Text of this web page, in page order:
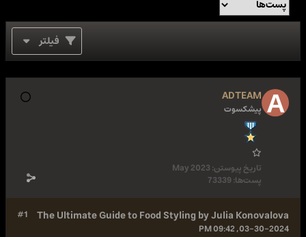
فیلتر
ADTEAM
پیشکسوت
تاریخ پیوستن:May 2023
پست‌ها:73339
#1 The Ultimate Guide to Food Styling by Julia Konovalova
03-30-2024, 09:42 PM